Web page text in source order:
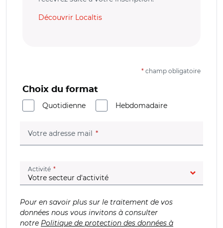
Découvrir Localtis
* champ obligatoire
Choix du format
Quotidienne
Hebdomadaire
Votre adresse mail (champ obligatoire)
Activité (champ obligatoire)
Pour en savoir plus sur le traitement de vos
données nous vous invitons à consulter
notre Politique de protection des données à